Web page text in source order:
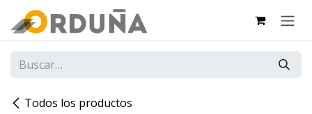
Todos los productos